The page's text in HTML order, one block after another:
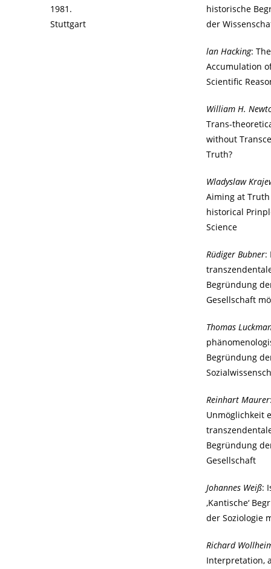
1981.
Stuttgart
historische
der
lan Hacking: The
Accumulation
Scientific
William H.
Trans-
without
Truth?
Wladyslaw
Aiming at
historical
Science
Rüdiger Bubner:
Begründung
Gesellschaft
Thomas
Begründung
Reinhart Maurer
Unmöglichkeit
Begründung
Gesellschaft
Johannes Weiß:
,Kantische‘
der Soziologie
Richard
Interpretation,